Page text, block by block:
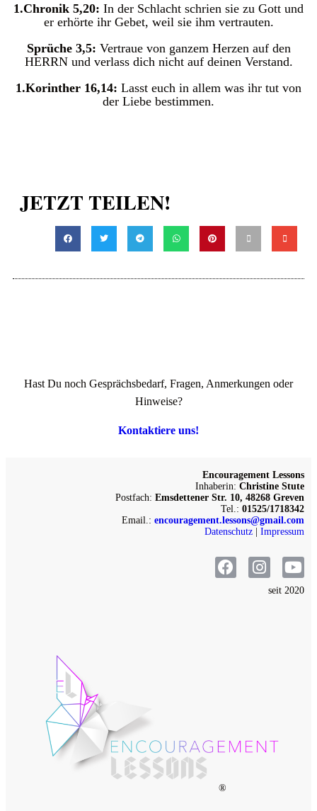
1.Chronik 5,20: In der Schlacht schrien sie zu Gott und
er erhörte ihr Gebet, weil sie ihm vertrauten.
Sprüche 3,5: Vertraue von ganzem Herzen auf den
HERRN und verlass dich nicht auf deinen Verstand.
1.Korinther 16,14: Lasst euch in allem was ihr tut von
der Liebe bestimmen.
JETZT TEILEN!
Hast Du noch Gesprächsbedarf, Fragen, Anmerkungen oder
Hinweise?
Kontaktiere uns!
Encouragement Lessons
Inhaberin: Christine Stute
Postfach: Emsdettener Str. 10, 48268 Greven
Tel.: 01525/1718342
Email.: encouragement.lessons@gmail.com
Datenschutz | Impressum
seit 2020
®